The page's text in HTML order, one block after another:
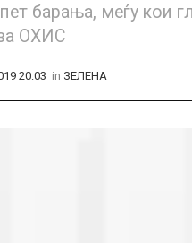
барања, меѓу кои
ОХИС
20:03 in ЗЕЛЕНА